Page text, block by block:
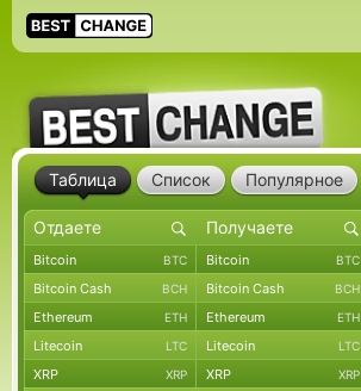
Таблица Список Популярное
Bitcoin BTC Bitcoin BTC
Bitcoin Cash BCH Bitcoin Cash BCH
Ethereum ETH Ethereum ETH
Litecoin LTC Litecoin LTC
XRP XRP XRP XRP